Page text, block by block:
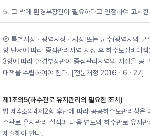
5. 그 밖에 환경부장관이 필요하다고 인정하여 고시
② 특별시장ㆍ광역시장ㆍ시장 또는 군수(광역시의
항 단서에 따라 중점관리지역 지정 후 하수도정비대
3항에 따라 환경부장관이 중점관리지역의 지정을 공
대책을 수립하여야 한다. [전문개정 2016ㆍ6ㆍ27]
제1조의5(하수관로 유지관리의 필요한 조치)
법 제4조의4제2항 후단에 따라 공공하수도관리청은
수관로 유지관리 실적과 다음 연도의 하수관로 유지
제출해야 한다.